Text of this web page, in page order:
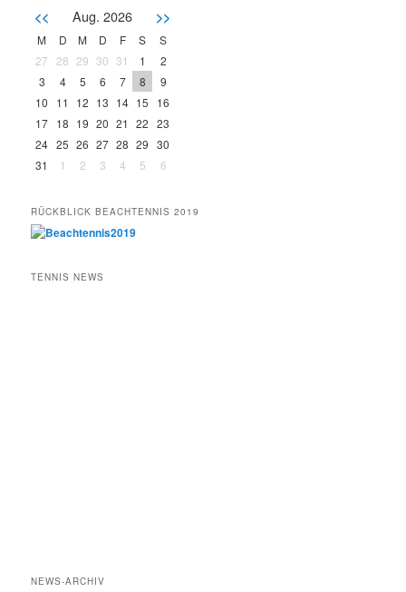
<< Aug. 2026 >>
M D M D F S
S
27 28 29 30 31 1
2
3
4 5 6 7 8
9
10
11 12 13 14 15
16
17 18 19 20 21 22 23
24 25 26 27 28 29 30
31
1 2 3 4 5 6
RÜCKBLICK BEACHTENNIS 2019
TENNIS NEWS
NEWS-ARCHIV